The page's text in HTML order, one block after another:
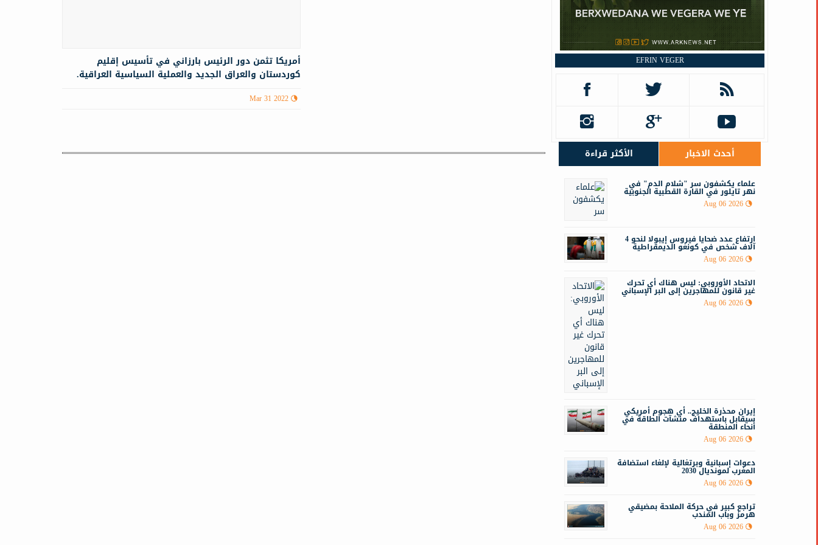
أمريكا تثمن دور الرئيس بارزاني في تأسيس إقليم
كوردستان والعراق الجديد والعملية السياسية العراقية.
Mar 31 2022
EFRIN VEGER
أحدث الاخبار الأكثر قراءة
علماء يكشفون سر "شلام الدم" في
نهر تايلور في القارة القطبية الجنوبية
Aug 06 2026
ارتفاع عدد ضحايا فيروس إيبولا لنحو 4
آلاف شخص في كونغو الديمقراطية
Aug 06 2026
الاتحاد الأوروبي: ليس هناك أي تحرك
غير قانون للمهاجرين إلى البر الإسباني
Aug 06 2026
إيران محذرة الخليج.. أي هجوم أمريكي
سيقابل باستهداف منشآت الطاقة في
أنحاء المنطقة
Aug 06 2026
دعوات إسبانية وبرتغالية لإلغاء استضافة
المغرب لمونديال 2030
Aug 06 2026
تراجع كبير في حركة الملاحة بمضيقي
هرمز وباب المندب
Aug 06 2026